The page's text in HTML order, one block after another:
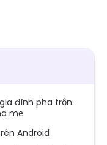
đình pha trộn:
mẹ
Android